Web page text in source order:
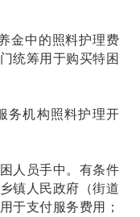
中的照料护理费
统筹用于购买特困
机构照料护理开
人员手中。有条件
镇人民政府（街道
于支付服务费用；